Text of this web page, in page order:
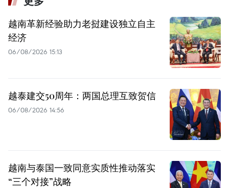
越南革新经验助力老挝建设独立自主
经济
06/08/2026 15:13
越泰建交50周年：两国总理互致贺信
06/08/2026 14:56
越南与泰国一致同意实质性推动落实
“三个对接”战略